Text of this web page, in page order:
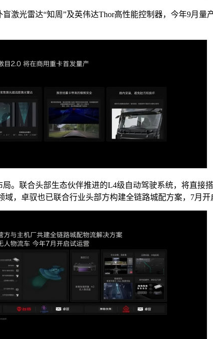
激光雷达“知周”及英伟达Thor高性能控制器，今年9月量
。联合头部生态伙伴推进的L4级自动驾驶系统，将直接
，卓驭也已联合行业头部方构建全链路城配方案，7月开